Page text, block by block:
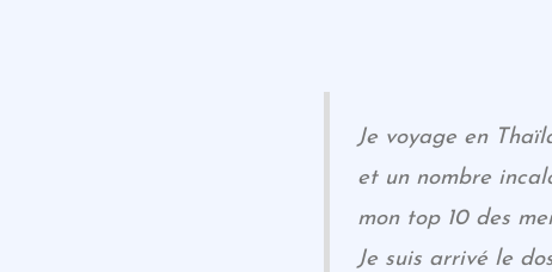
Je voyage en
et un nombre
mon top 10 des
Je suis arrivé le